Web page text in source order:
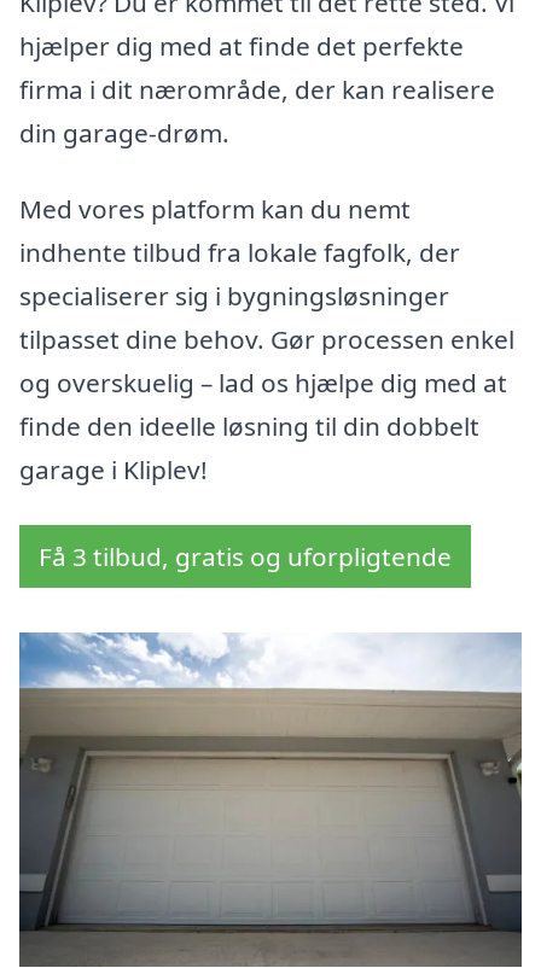
hjælper dig med at finde det perfekte
firma i dit nærområde, der kan realisere
din garage-drøm.
Med vores platform kan du nemt
indhente tilbud fra lokale fagfolk, der
specialiserer sig i bygningsløsninger
tilpasset dine behov. Gør processen enkel
og overskuelig – lad os hjælpe dig med at
finde den ideelle løsning til din dobbelt
garage i Kliplev!
Få 3 tilbud, gratis og uforpligtende